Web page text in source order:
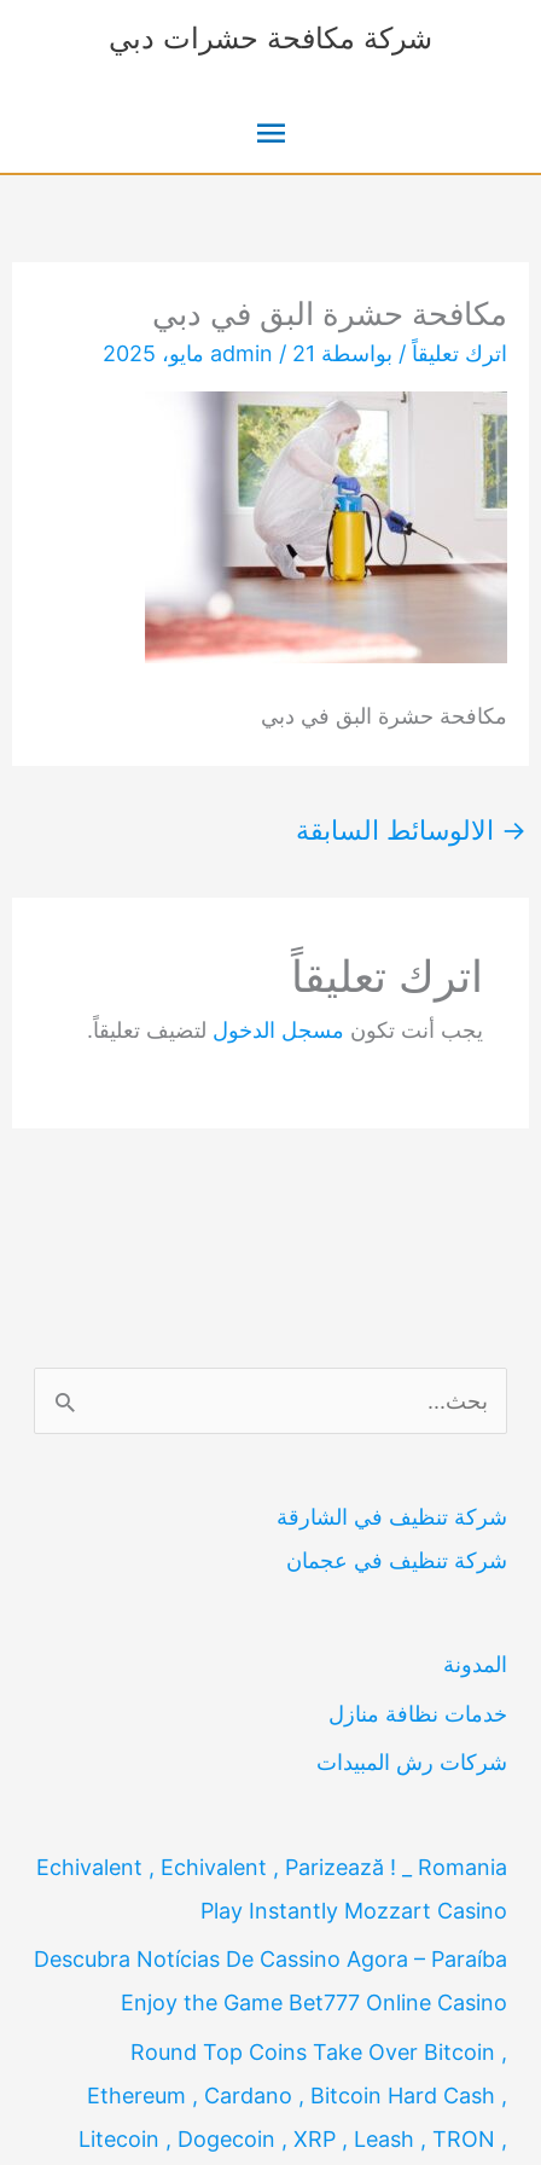
شركة مكافحة حشرات دبي
القائمة
مكافحة حشرة البق في دبي
اترك تعليقاً / بواسطة admin / 21 مايو، 2025
مكافحة حشرة البق في دبي
→ الالوسائط السابقة
اترك تعليقاً
يجب أنت تكون مسجل الدخول لتضيف تعليقاً.
ل
ح
ث
ن
شركة تنظيف في الشارقة
شركة تنظيف في عجمان
المدونة
خدمات نظافة منازل
شركات رش المبيدات
Echivalent , Echivalent , Parizează ! _ Romania
Play Instantly Mozzart Casino
Descubra Notícias De Cassino Agora – Paraíba
Enjoy the Game Bet777 Online Casino
Round Top Coins Take Over Bitcoin ,
Ethereum , Cardano , Bitcoin Hard Cash ,
Litecoin , Dogecoin , XRP , Leash , TRON ,